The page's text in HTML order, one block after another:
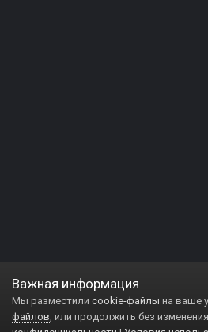
Важная информация
Мы разместили cookie-файлы на ваше
файлов, или продолжить без